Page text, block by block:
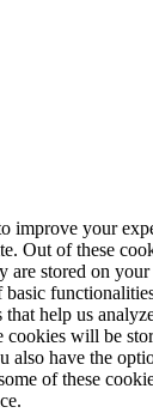
improve your
Out of these
are stored on
help us
cookies will be
also have the
of these